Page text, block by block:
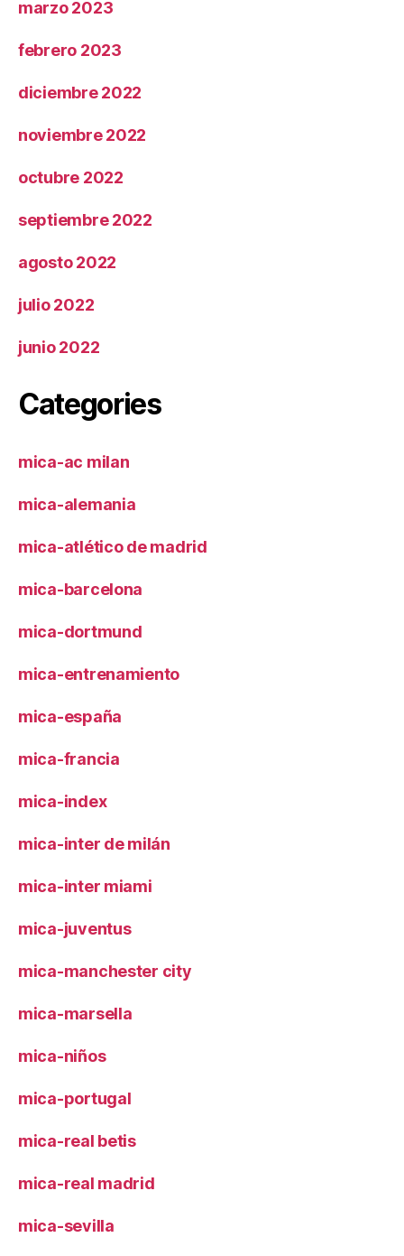
marzo 2023
febrero 2023
diciembre 2022
noviembre 2022
octubre 2022
septiembre 2022
agosto 2022
julio 2022
junio 2022
Categories
mica-ac milan
mica-alemania
mica-atlético de madrid
mica-barcelona
mica-dortmund
mica-entrenamiento
mica-españa
mica-francia
mica-index
mica-inter de milán
mica-inter miami
mica-juventus
mica-manchester city
mica-marsella
mica-niños
mica-portugal
mica-real betis
mica-real madrid
mica-sevilla